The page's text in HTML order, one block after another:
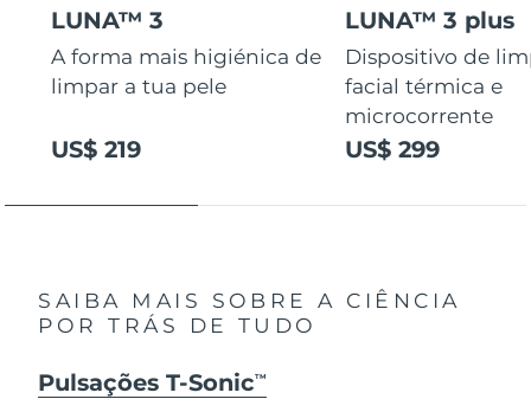
LUNA™ 3
A forma mais higiénica de
limpar a tua pele
US$ 219
LUNA™ 3 plus
Dispositivo de
facial térmica e
microcorrente
US$ 299
SAIBA MAIS SOBRE A CIÊNCIA
POR TRÁS DE TUDO
Pulsações T-SonicTM